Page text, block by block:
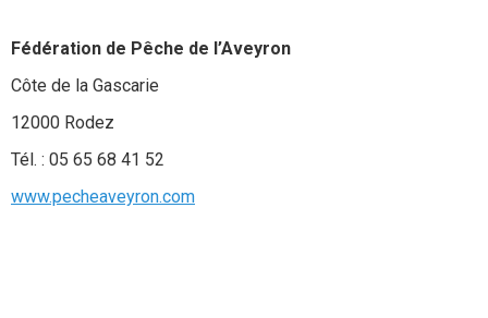
Fédération de Pêche de l’Aveyron
Côte de la Gascarie
12000 Rodez
Tél. : 05 65 68 41 52
www.pecheaveyron.com